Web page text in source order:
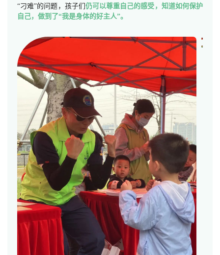
“刁难”的问题，孩子们 仍可以尊重自己的感受，知道如何保护
自己，做到了“我是身体的好主人”。